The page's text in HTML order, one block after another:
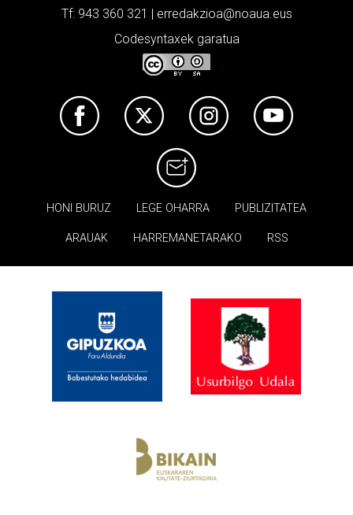
Tf: 943 360 321 | erredakzioa@noaua.eus
Codesyntaxek garatua
HONI BURUZ LEGE OHARRA PUBLIZITATEA
ARAUAK HARREMANETARAKO RSS